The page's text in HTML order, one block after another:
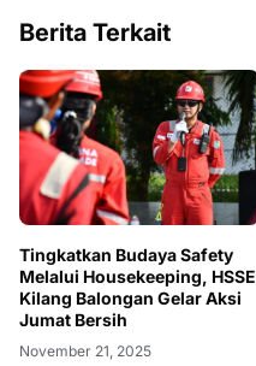
Berita Terkait
Tingkatkan Budaya Safety
Melalui Housekeeping, HSSE
Kilang Balongan Gelar Aksi
Jumat Bersih
November 21, 2025